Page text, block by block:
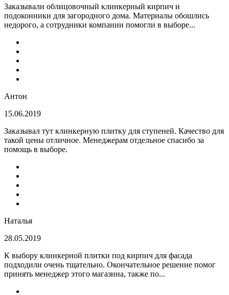
Заказывали облицовочный клинкерный кирпич и
подоконники для загородного дома. Материалы обошлись
недорого, а сотрудники компании помогли в выборе...
Антон
15.06.2019
Заказывал тут клинкерную плитку для ступеней. Качество для
такой цены отличное. Менеджерам отдельное спасибо за
помощь в выборе.
Наталья
28.05.2019
К выбору клинкерной плитки под кирпич для фасада
подходили очень тщательно. Окончательное решение помог
принять менеджер этого магазина, также по...